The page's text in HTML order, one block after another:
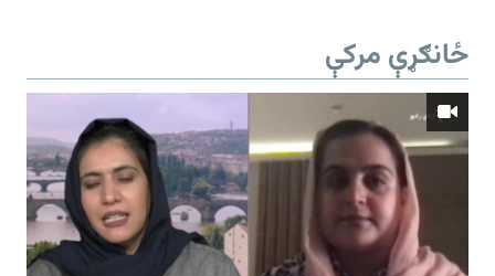
ځانګړې مرکې